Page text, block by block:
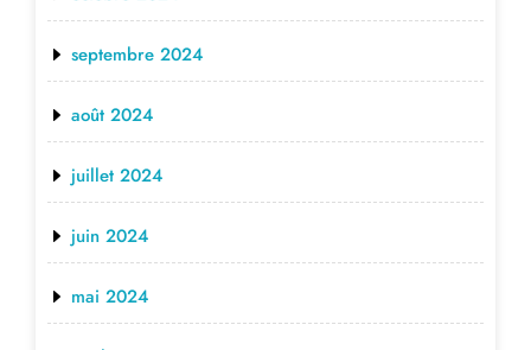
septembre 2024
août 2024
juillet 2024
juin 2024
mai 2024